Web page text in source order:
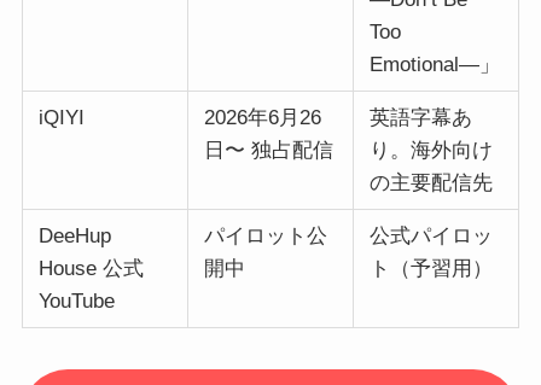
Too
Emotional―」
iQIYI
2026年6月26
日〜 独占配信
英語字幕あ
り。海外向け
の主要配信先
DeeHup
House 公式
YouTube
パイロット公
開中
公式パイロッ
ト（予習用）